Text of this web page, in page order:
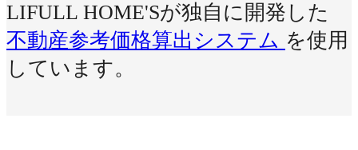
LIFULL HOME'Sが独自に開発した
不動産参考価格算出システム を使用
しています。